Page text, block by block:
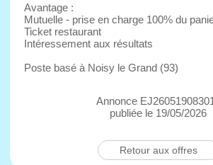
Avantage :
Mutuelle - prise en charge 100% du
Ticket restaurant
Intéressement aux résultats
Poste basé à Noisy le Grand (93)
Annonce
publiée le 19/05/2026
Retour aux offres